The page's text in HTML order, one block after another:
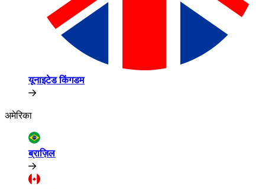
यूनाइटेड किंगडम​​
अमेरिका​​
ब्राज़िल​​